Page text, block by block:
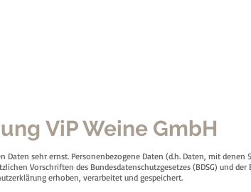
ViP Weine GmbH
Daten sehr ernst. Personenbezogene Daten (d.h. Daten, mit
Vorschriften des Bundesdatenschutzgesetzes (BDSG) und der
erhoben, verarbeitet und gespeichert.